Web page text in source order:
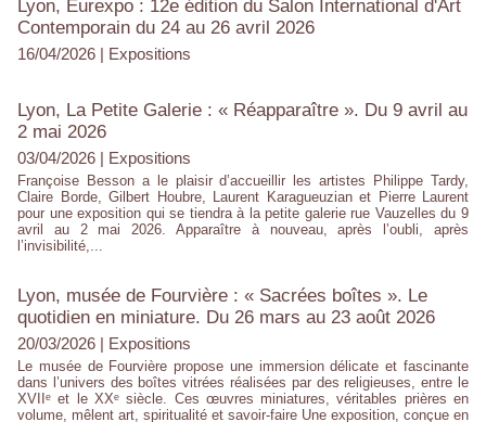
Lyon, Eurexpo : 12e édition du Salon International d'Art
Contemporain du 24 au 26 avril 2026
16/04/2026 | Expositions
Lyon, La Petite Galerie : « Réapparaître ». Du 9 avril au
2 mai 2026
03/04/2026 | Expositions
Françoise Besson a le plaisir d’accueillir les artistes Philippe Tardy,
Claire Borde, Gilbert Houbre, Laurent Karagueuzian et Pierre Laurent
pour une exposition qui se tiendra à la petite galerie rue Vauzelles du 9
avril au 2 mai 2026. Apparaître à nouveau, après l’oubli, après
l’invisibilité,...
Lyon, musée de Fourvière : « Sacrées boîtes ». Le
quotidien en miniature. Du 26 mars au 23 août 2026
20/03/2026 | Expositions
Le musée de Fourvière propose une immersion délicate et fascinante
dans l’univers des boîtes vitrées réalisées par des religieuses, entre le
XVIIᵉ et le XXᵉ siècle. Ces œuvres miniatures, véritables prières en
volume, mêlent art, spiritualité et savoir-faire Une exposition, conçue en